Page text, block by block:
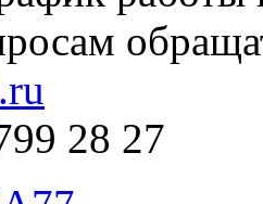
28 27